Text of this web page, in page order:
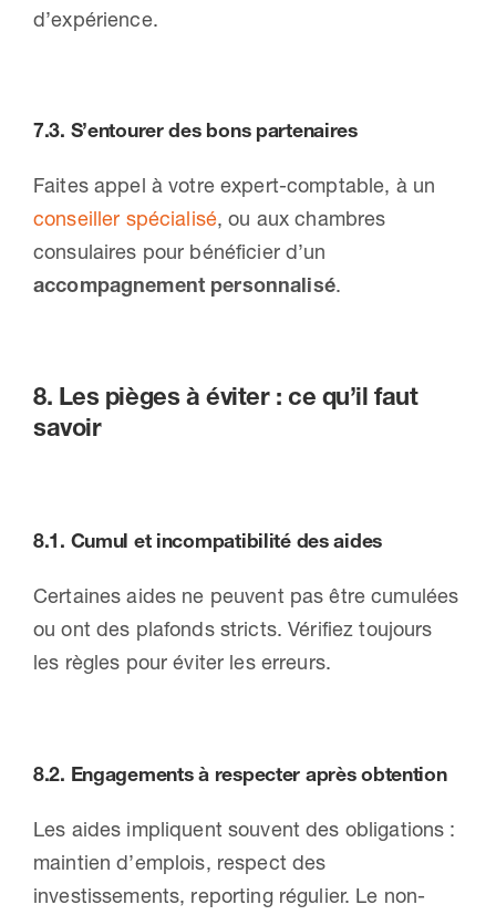
d’expérience.
7.3. S’entourer des bons partenaires
Faites appel à votre expert-comptable, à un
conseiller spécialisé, ou aux chambres
consulaires pour bénéficier d’un
accompagnement personnalisé.
8. Les pièges à éviter : ce qu’il faut
savoir
8.1. Cumul et incompatibilité des aides
Certaines aides ne peuvent pas être cumulées
ou ont des plafonds stricts. Vérifiez toujours
les règles pour éviter les erreurs.
8.2. Engagements à respecter après obtention
Les aides impliquent souvent des obligations :
maintien d’emplois, respect des
investissements, reporting régulier. Le non-